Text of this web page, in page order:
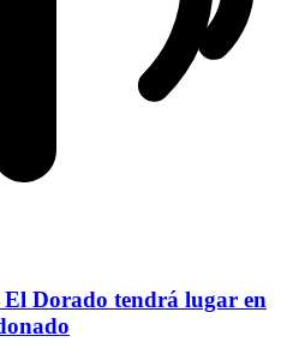
El Dorado tendrá lugar en